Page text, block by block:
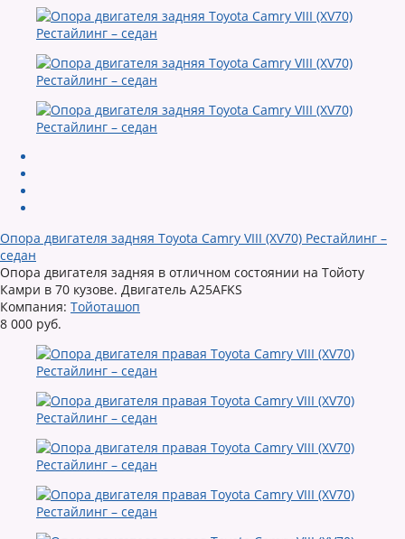
Опора двигателя задняя Toyota Camry VIII (XV70) Рестайлинг –
седан
Опора двигателя задняя в отличном состоянии на Тойоту
Камри в 70 кузове. Двигатель A25AFKS
Компания: Тойоташоп
8 000 руб.